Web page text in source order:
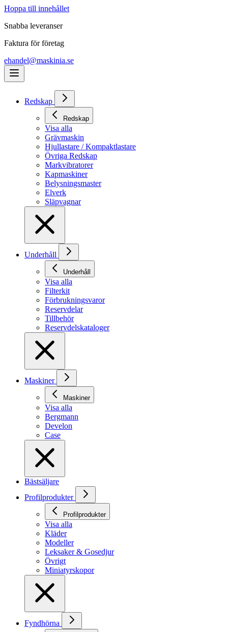
Hoppa till innehållet
Snabba leveranser
Faktura för företag
ehandel@maskinia.se
Redskap
Redskap
Visa alla
Grävmaskin
Hjullastare / Kompaktlastare
Övriga Redskap
Markvibratorer
Kapmaskiner
Belysningsmaster
Elverk
Släpvagnar
Underhåll
Underhåll
Visa alla
Filterkit
Förbrukningsvaror
Reservdelar
Tillbehör
Reservdelskataloger
Maskiner
Maskiner
Visa alla
Bergmann
Develon
Case
Bästsäljare
Profilprodukter
Profilprodukter
Visa alla
Kläder
Modeller
Leksaker & Gosedjur
Övrigt
Miniatyrskopor
Fyndhörna